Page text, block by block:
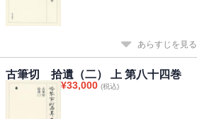
あらすじを見る
古筆切 拾遺（二） 上 第八十四巻
¥33,000 (税込)